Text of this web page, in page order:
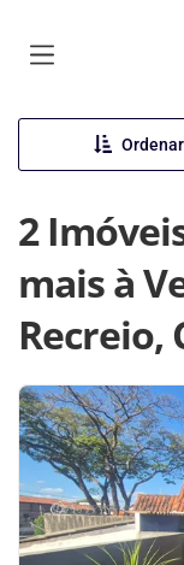
Ordenar
2
mais à
Recreio,